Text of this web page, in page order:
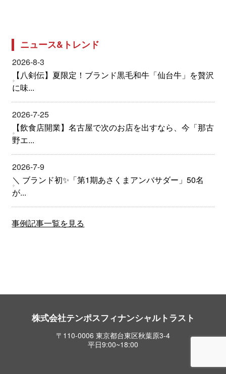
ニュース&トレンド
2026-8-3
【八剣伝】夏限定！ブランド黒毛和牛「仙台牛」を贅沢
に味...
2026-7-25
【飲食店開業】名古屋で次のお店を出すなら、今「那古
野エ...
2026-7-9
＼ ブランド初✨「第1期あさくまアンバサダー」50名
が...
事例記事一覧を見る
株式会社テンポスフィナンシャルトラスト
〒110-0006 東京都台東区秋葉原3-4
平日9:00~18:00